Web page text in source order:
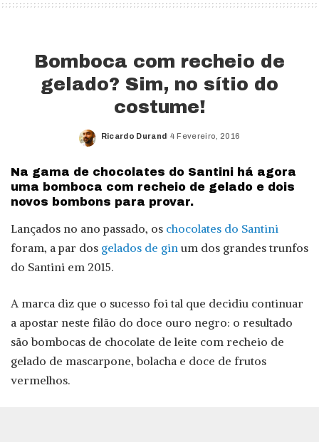
Bomboca com recheio de
gelado? Sim, no sítio do
costume!
Posted
Ricardo Durand 4 Fevereiro, 2016
Na gama de chocolates do Santini há agora
uma bomboca com recheio de gelado e dois
novos bombons para provar.
Lançados no ano passado, os chocolates do Santini
foram, a par dos gelados de gin um dos grandes trunfos
do Santini em 2015.
A marca diz que o sucesso foi tal que decidiu continuar
a apostar neste filão do doce ouro negro: o resultado
são bombocas de chocolate de leite com recheio de
gelado de mascarpone, bolacha e doce de frutos
vermelhos.